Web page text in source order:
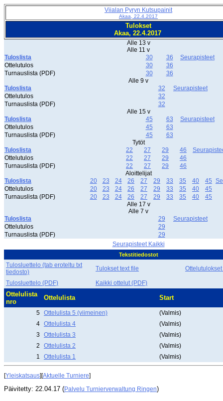
Viialan Pyryn Kutsupainit
Akaa, 22.4.2017
Tulokset
Akaa, 22.4.2017
Alle 13 v
Alle 11 v
Tuloslista
30 36
Seurapisteet
Ottelutulos
30
36
Turnauslista (PDF)
30
36
Alle 9 v
Tuloslista
32
Seurapisteet
Ottelutulos
32
Turnauslista (PDF)
32
Alle 15 v
Tuloslista
45 63
Seurapisteet
Ottelutulos
45
63
Turnauslista (PDF)
45
63
Tytöt
Tuloslista
22 27 29 46
Ottelutulos
22 27 29
46
Turnauslista (PDF)
22 27 29
46
Aloittelijat
Tuloslista
20 23 24 26 27 29 33 35 40 45
Ottelutulos
20 23 24 26 27 29 33 35 40
45
Turnauslista (PDF)
20 23 24 26 27 29 33 35 40
45
Alle 17 v
Alle 7 v
Tuloslista
29
Seurapisteet
Ottelutulos
29
Turnauslista (PDF)
29
Seurapisteet Kaikki
Tekstitiedostot
Tulosluettelo (tab eroteltu txt
tiedosto)
Tulokset text file
Tulosluettelo (PDF) Kaikki ottelut (PDF)
Ottelulista
nro
Ottelulista Start
5 Ottelulista 5 (viimeinen)
(Valmis)
4 Ottelulista 4
(Valmis)
3
Ottelulista 3
(Valmis)
2
Ottelulista 2
(Valmis)
1
Ottelulista 1 (Valmis)
[Yleiskatsaus][Aktuelle Turniere]
Päivitetty: 22.04.17 (Palvelu Turnierverwaltung Ringen)